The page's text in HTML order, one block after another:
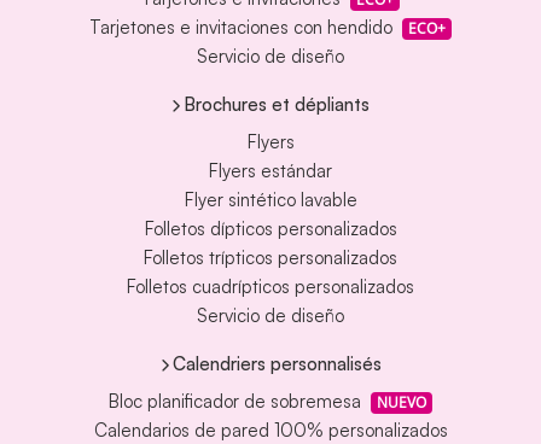
Tarjetones e invitaciones con hendido ECO+
Servicio de diseño
Brochures et dépliants
Flyers
Flyers estándar
Flyer sintético lavable
Folletos dípticos personalizados
Folletos trípticos personalizados
Folletos cuadrípticos personalizados
Servicio de diseño
Calendriers personnalisés
Bloc planificador de sobremesa
NUEVO
Calendarios de pared 100% personalizados